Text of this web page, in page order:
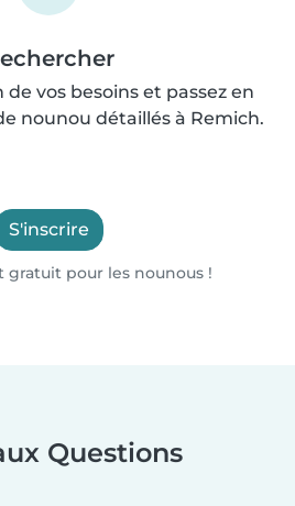
vos besoins et passez en
nounou détaillés à Remich.
S'inscrire
gratuit pour les nounous !
Questions